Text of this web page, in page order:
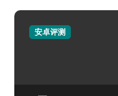
安卓评测